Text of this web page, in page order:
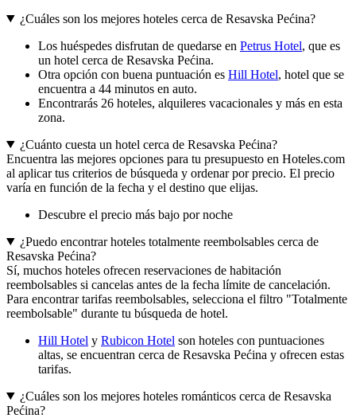
¿Cuáles son los mejores hoteles cerca de Resavska Pećina?
Los huéspedes disfrutan de quedarse en Petrus Hotel, que es
un hotel cerca de Resavska Pećina.
Otra opción con buena puntuación es Hill Hotel, hotel que se
encuentra a 44 minutos en auto.
Encontrarás 26 hoteles, alquileres vacacionales y más en esta
zona.
¿Cuánto cuesta un hotel cerca de Resavska Pećina?
Encuentra las mejores opciones para tu presupuesto en Hoteles.com
al aplicar tus criterios de búsqueda y ordenar por precio. El precio
varía en función de la fecha y el destino que elijas.
Descubre el precio más bajo por noche
¿Puedo encontrar hoteles totalmente reembolsables cerca de
Resavska Pećina?
Sí, muchos hoteles ofrecen reservaciones de habitación
reembolsables si cancelas antes de la fecha límite de cancelación.
Para encontrar tarifas reembolsables, selecciona el filtro "Totalmente
reembolsable" durante tu búsqueda de hotel.
Hill Hotel y Rubicon Hotel son hoteles con puntuaciones
altas, se encuentran cerca de Resavska Pećina y ofrecen estas
tarifas.
¿Cuáles son los mejores hoteles románticos cerca de Resavska
Pećina?